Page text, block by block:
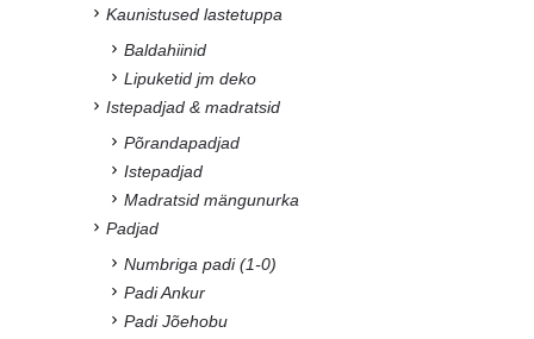
Kaunistused lastetuppa
Baldahiinid
Lipuketid jm deko
Istepadjad & madratsid
Põrandapadjad
Istepadjad
Madratsid mängunurka
Padjad
Numbriga padi (1-0)
Padi Ankur
Padi Jõehobu